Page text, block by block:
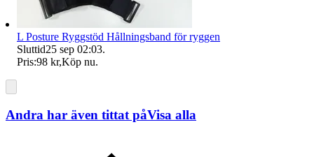
L Posture Ryggstöd Hållningsband för ryggen
Sluttid25 sep 02:03.
Pris:98 kr,Köp nu.
Andra har även tittat påVisa alla